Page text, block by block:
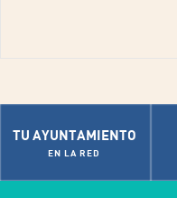
TU AYUNTAMIENTO
EN LA RED